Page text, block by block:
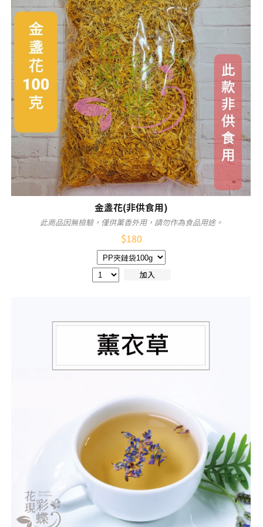
金盞花(非供食用)
此商品因無檢驗，僅供薰香外用，請勿作為食品用途。
$180
加入